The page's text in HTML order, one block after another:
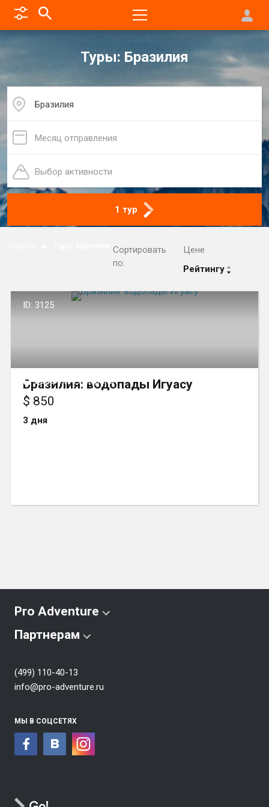
Туры: Бразилия
Бразилия
Месяц отправления
Выбор активности
1 тур
Сортировать
по:
Цене
Рейтингу
ID: 3125
Бразилия, Америка
Бразилия: водопады Игуасу
$ 850
3 дня
Pro Adventure
Партнерам
(499) 110-40-13
info@pro-adventure.ru
МЫ В СОЦСЕТЯХ